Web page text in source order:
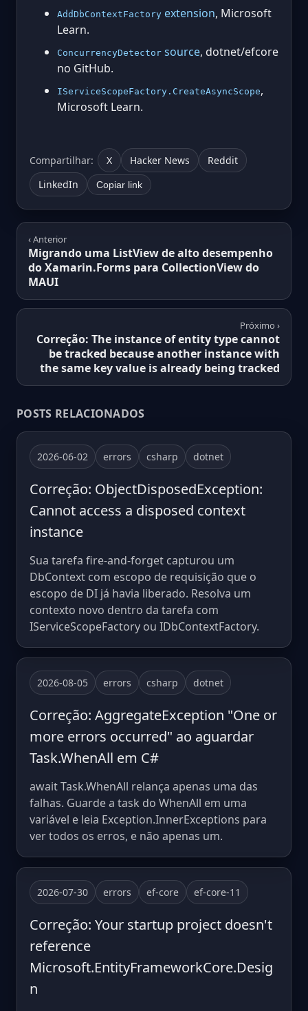
AddDbContextFactory extension, Microsoft
Learn.
ConcurrencyDetector source, dotnet/efcore
no GitHub.
IServiceScopeFactory.CreateAsyncScope,
Microsoft Learn.
Compartilhar: X Hacker News
Reddit
LinkedIn
Copiar link
‹ Anterior
Migrando uma ListView de alto desempenho
do Xamarin.Forms para CollectionView do
MAUI
Próximo ›
Correção: The instance of entity type cannot
be tracked because another instance with
the same key value is already being tracked
POSTS RELACIONADOS
2026-06-02 errors csharp dotnet
Correção: ObjectDisposedException:
Cannot access a disposed context
instance
Sua tarefa fire-and-forget capturou um
DbContext com escopo de requisição que o
escopo de DI já havia liberado. Resolva um
contexto novo dentro da tarefa com
IServiceScopeFactory ou IDbContextFactory.
2026-08-05 errors csharp dotnet
Correção: AggregateException "One or
more errors occurred" ao aguardar
Task.WhenAll em C#
await Task.WhenAll relança apenas uma das
falhas. Guarde a task do WhenAll em uma
variável e leia Exception.InnerExceptions para
ver todos os erros, e não apenas um.
2026-07-30 errors ef-core ef-core-11
Correção: Your startup project doesn't
reference
Microsoft.EntityFrameworkCore.Desig
n